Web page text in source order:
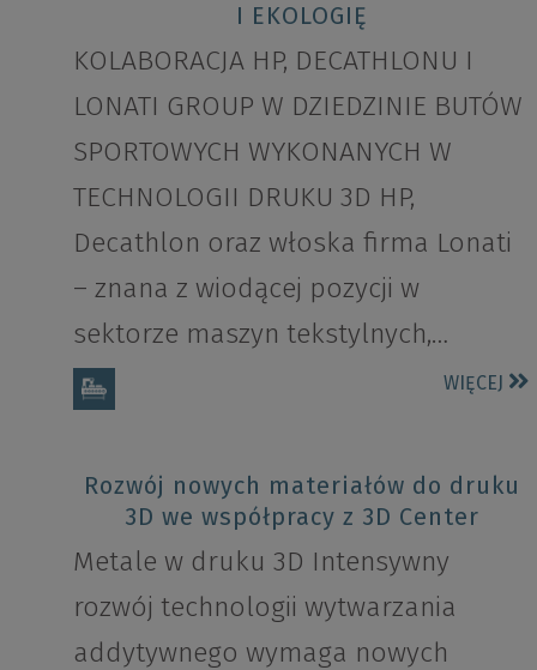
I EKOLOGIĘ
KOLABORACJA HP, DECATHLONU I
LONATI GROUP W DZIEDZINIE BUTÓW
SPORTOWYCH WYKONANYCH W
TECHNOLOGII DRUKU 3D HP,
Decathlon oraz włoska firma Lonati
– znana z wiodącej pozycji w
sektorze maszyn tekstylnych,…
WIĘCEJ
Rozwój nowych materiałów do druku
3D we współpracy z 3D Center
Metale w druku 3D Intensywny
rozwój technologii wytwarzania
addytywnego wymaga nowych